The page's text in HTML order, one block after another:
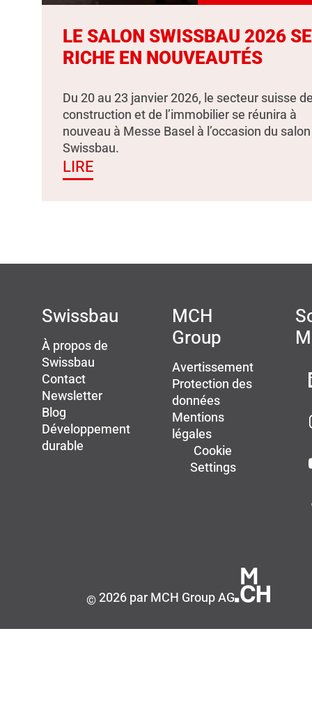
LE SALON SWISSBAU 2026
RICHE EN NOUVEAUTÉS
Du 20 au 23 janvier 2026, le secteur suisse
construction et de l’immobilier se réunira à
nouveau à Messe Basel à l’occasion du salon
Swissbau.
LIRE
Swissbau
À propos de
Swissbau
Contact
Newsletter
Blog
Développement
durable
MCH
Group
Avertissement
Protection des
données
Mentions
légales
Cookie
Settings
©2026 par MCH Group AG